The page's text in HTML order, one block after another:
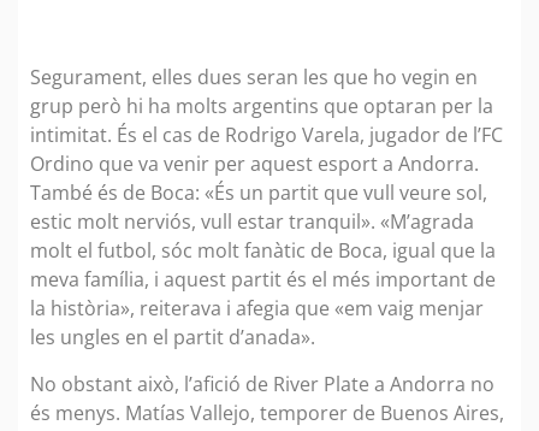
Segurament, elles dues seran les que ho vegin en
grup però hi ha molts argentins que optaran per la
intimitat. És el cas de Rodrigo Varela, jugador de l’FC
Ordino que va venir per aquest esport a Andorra.
També és de Boca: «És un partit que vull veure sol,
estic molt nerviós, vull estar tranquil». «M’agrada
molt el futbol, sóc molt fanàtic de Boca, igual que la
meva família, i aquest partit és el més important de
la història», reiterava i afegia que «em vaig menjar
les ungles en el partit d’anada».
No obstant això, l’afició de River Plate a Andorra no
és menys. Matías Vallejo, temporer de Buenos Aires,